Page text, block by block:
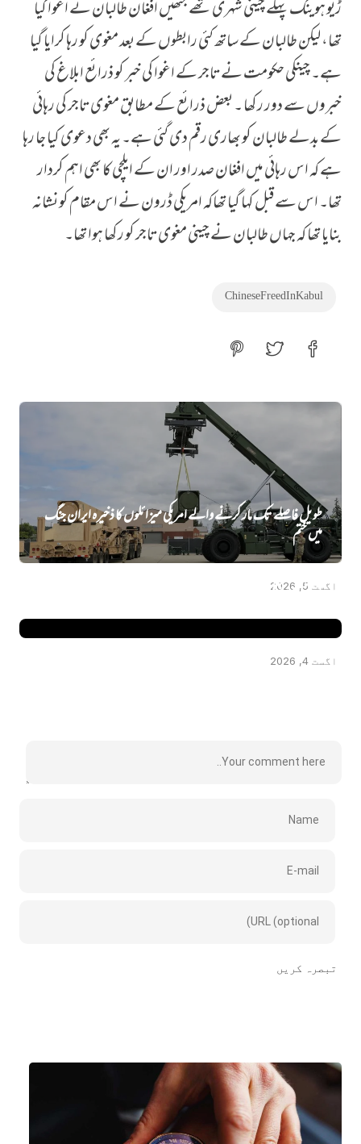
ڑیو ہوینگ پہلے چینی شہری تھے جنھیں افغان طالبان نے اغوا کیا
تھا، لیکن طالبان کے ساتھ کئی رابطوں کے بعد مغوی کو رہا کرایا گیا
ہے۔ چینکی حکومت نے تاجر کے اغوا کی خبر کو ذرائع ابلاغ کی
خبروں سے دور رکھا ۔ بعض ذرائع کے مطابق مغوی تاجر کی رہائی
کے بدلے طالبان کو بھاری رقم دی گئی ہے۔ یہ بھی دعوی کیا جا رہا
ہے کہ اس رہائی میں افغان صدر اور ان کے ایلچی کا بھی اہم کردار
تھا۔ اس سے قبل کہا گیا تھاکہ امریکی ڈرون نے اس مقام کو نشانہ
بنایا تھا کہ جہاں طالبان نے چینی مغوی تاجر کو رکھا ہوا تھا۔
Chinese Freed In Kabul
طویل فاصلے تک مار کرنے والے امریکی میزائلوں کا ذخیرہ ایران جنگ
میں‌ ختم
اگست 5, 2026
اگست 4, 2026